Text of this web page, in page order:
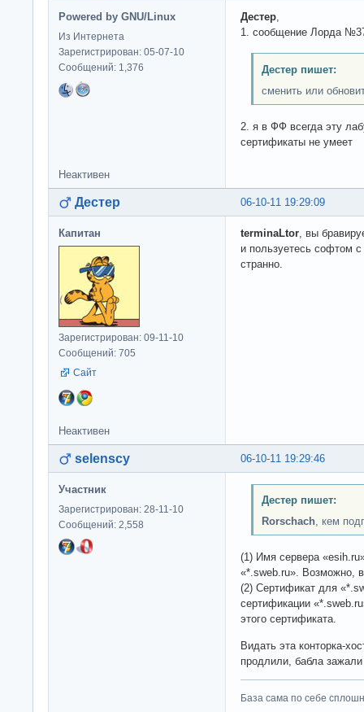
Powered by GNU/Linux
Из Интернета
Зарегистрирован: 05-07-10
Сообщений: 1,376
Дестер
1. сообщение Лорда
Дестер пишет:
сменить или
2. я в ФФ всегда эту
сертификаты не умеет
Неактивен
06-10-11 19:29:09
Дестер
Капитан
Зарегистрирован: 09-11-10
Сообщений: 705
Сайт
terminaLtor , вы
и пользуетесь софтом
странно.
Неактивен
06-10-11 19:29:46
selenscy
Участник
Зарегистрирован: 28-11-10
Сообщений: 2,558
Дестер пишет:
Rorschach, кем
(1) Имя сервера
«*.sweb.ru». Возможно,
(2) Сертификат для
сертификации
этого сертификата.
Видать эта конторка-
продлили, бабла
База сама по себе